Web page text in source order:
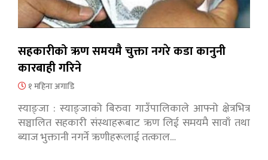
सहकारीको ऋण समयमै चुक्ता नगरे कडा कानुनी
कारबाही गरिने
१ महिना अगाडि
स्याङ्जा : स्याङ्जाको बिरुवा गाउँपालिकाले आफ्नो क्षेत्रभित्र
सञ्चालित सहकारी संस्थाहरूबाट ऋण लिई समयमै सावाँ तथा
ब्याज भुक्तानी नगर्ने ऋणीहरूलाई तत्काल…